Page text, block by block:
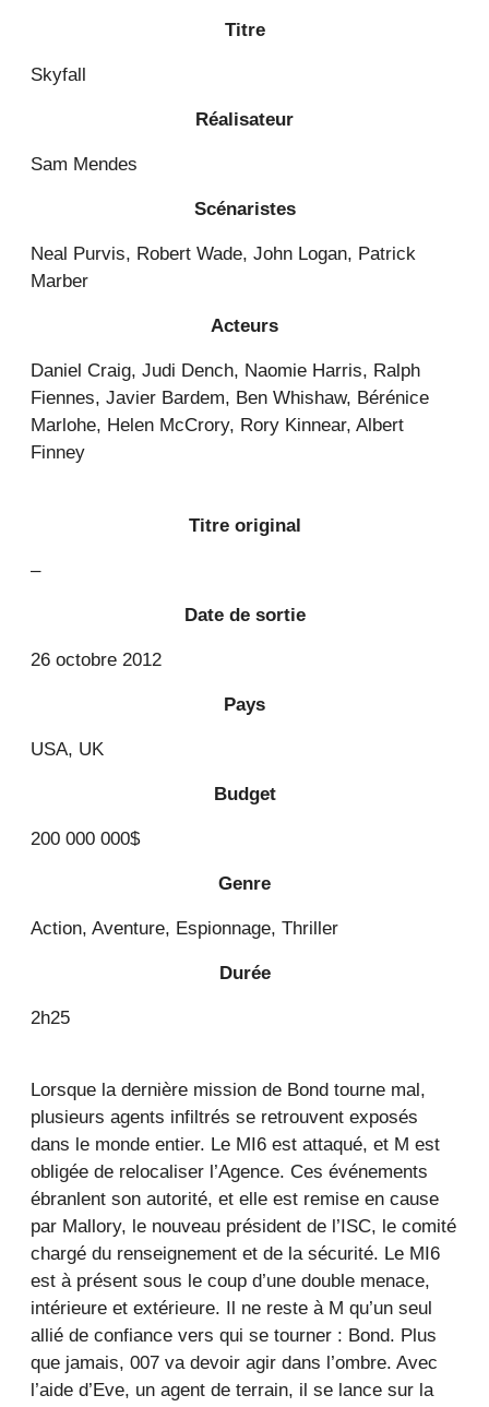
Titre
Skyfall
Réalisateur
Sam Mendes
Scénaristes
Neal Purvis, Robert Wade, John Logan, Patrick
Marber
Acteurs
Daniel Craig, Judi Dench, Naomie Harris, Ralph
Fiennes, Javier Bardem, Ben Whishaw, Bérénice
Marlohe, Helen McCrory, Rory Kinnear, Albert
Finney
Titre original
–
Date de sortie
26 octobre 2012
Pays
USA, UK
Budget
200 000 000$
Genre
Action, Aventure, Espionnage, Thriller
Durée
2h25
Lorsque la dernière mission de Bond tourne mal,
plusieurs agents infiltrés se retrouvent exposés
dans le monde entier. Le MI6 est attaqué, et M est
obligée de relocaliser l’Agence. Ces événements
ébranlent son autorité, et elle est remise en cause
par Mallory, le nouveau président de l’ISC, le comité
chargé du renseignement et de la sécurité. Le MI6
est à présent sous le coup d’une double menace,
intérieure et extérieure. Il ne reste à M qu’un seul
allié de confiance vers qui se tourner : Bond. Plus
que jamais, 007 va devoir agir dans l’ombre. Avec
l’aide d’Eve, un agent de terrain, il se lance sur la